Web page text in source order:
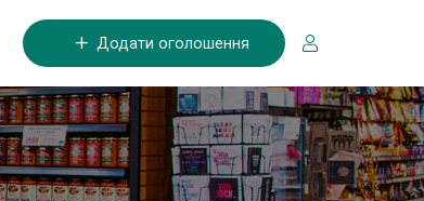
Додати оголошення